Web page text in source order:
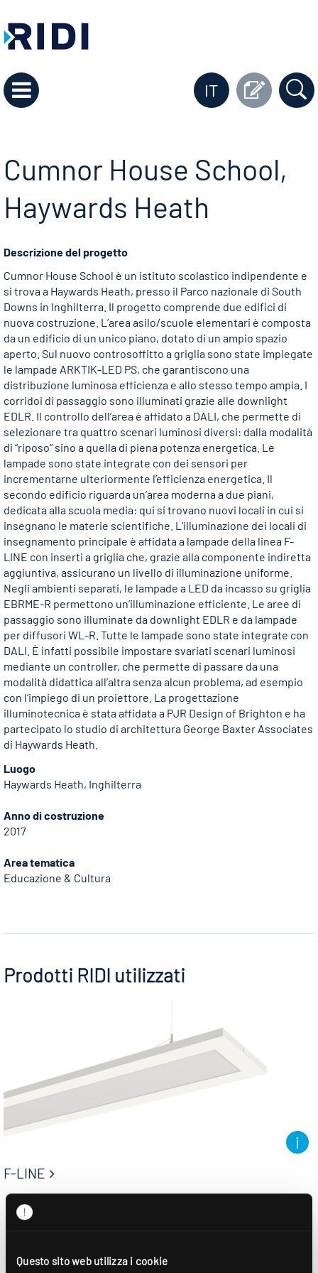
Questo sito web utilizza i cookie
IT
Cumnor House School,
Haywards Heath
Descrizione del progetto
Cumnor House School è un istituto scolastico indipendente e
si trova a Haywards Heath, presso il Parco nazionale di South
Downs in Inghilterra. Il progetto comprende due edifici di
nuova costruzione. L’area asilo/scuole elementari è composta
da un edificio di un unico piano, dotato di un ampio spazio
aperto. Sul nuovo controsoffitto a griglia sono state impiegate
le lampade ARKTIK-LED PS, che garantiscono una
distribuzione luminosa efficienza e allo stesso tempo ampia. I
corridoi di passaggio sono illuminati grazie alle downlight
EDLR. Il controllo dell’area è affidato a DALI, che permette di
selezionare tra quattro scenari luminosi diversi: dalla modalità
di “riposo” sino a quella di piena potenza energetica. Le
lampade sono state integrate con dei sensori per
incrementarne ulteriormente l’efficienza energetica. Il
secondo edificio riguarda un’area moderna a due piani,
dedicata alla scuola media: qui si trovano nuovi locali in cui si
insegnano le materie scientifiche. L’illuminazione dei locali di
insegnamento principale è affidata a lampade della linea F-
LINE con inserti a griglia che, grazie alla componente indiretta
aggiuntiva, assicurano un livello di illuminazione uniforme.
Negli ambienti separati, le lampade a LED da incasso su griglia
EBRME-R permettono un’illuminazione efficiente. Le aree di
passaggio sono illuminate da downlight EDLR e da lampade
per diffusori WL-R. Tutte le lampade sono state integrate con
DALI. È infatti possibile impostare svariati scenari luminosi
mediante un controller, che permette di passare da una
modalità didattica all’altra senza alcun problema, ad esempio
con l’impiego di un proiettore. La progettazione
illuminotecnica è stata affidata a PJR Design of Brighton e ha
partecipato lo studio di architettura George Baxter Associates
di Haywards Heath.
Luogo
Haywards Heath, Inghilterra
Anno di costruzione
2017
Area tematica
Educazione & Cultura
Prodotti RIDI utilizzati
F-LINE